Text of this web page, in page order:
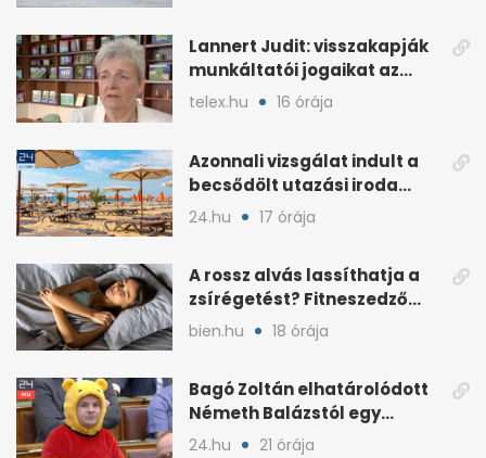
Lannert Judit: visszakapják
munkáltatói jogaikat az
iskolaigazgatók
telex.hu 16 órája
Azonnali vizsgálat indult a
becsődölt utazási iroda
ügyében
24.hu 17 órája
A rossz alvás lassíthatja a
zsírégetést? Fitneszedző
magyarázza el
bien.hu 18 órája
Bagó Zoltán elhatárolódott
Németh Balázstól egy
kalocsai poszt miatt
24.hu 21 órája